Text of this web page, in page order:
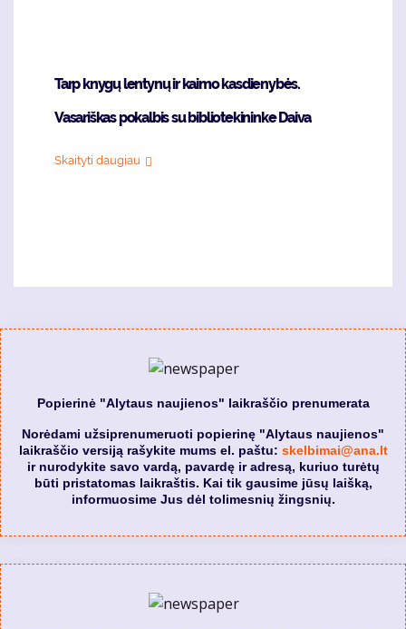
Tarp knygų lentynų ir kaimo kasdienybės.
Vasariškas pokalbis su bibliotekininke Daiva
Skaityti daugiau
Popierinė "Alytaus naujienos" laikraščio prenumerata
Norėdami užsiprenumeruoti popierinę "Alytaus naujienos"
laikraščio versiją rašykite mums el. paštu: skelbimai@ana.lt
ir nurodykite savo vardą, pavardę ir adresą, kuriuo turėtų
būti pristatomas laikraštis. Kai tik gausime jūsų laišką,
informuosime Jus dėl tolimesnių žingsnių.